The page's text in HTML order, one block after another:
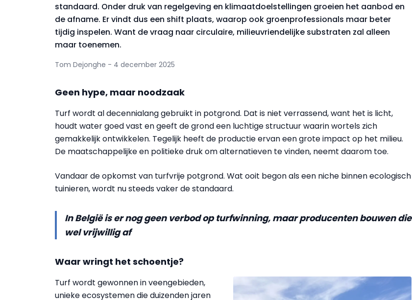
standaard. Onder druk van regelgeving en klimaatdoelstellingen groeien het aanbod en
de afname. Er vindt dus een shift plaats, waarop ook groenprofessionals maar beter
tijdig inspelen. Want de vraag naar circulaire, milieuvriendelijke substraten zal alleen
maar toenemen.
Tom Dejonghe - 4 december 2025
Geen hype, maar noodzaak
Turf wordt al decennialang gebruikt in potgrond. Dat is niet verrassend, want het is licht,
houdt water goed vast en geeft de grond een luchtige structuur waarin wortels zich
gemakkelijk ontwikkelen. Tegelijk heeft de productie ervan een grote impact op het milieu.
De maatschappelijke en politieke druk om alternatieven te vinden, neemt daarom toe.
Vandaar de opkomst van turfvrije potgrond. Wat ooit begon als een niche binnen ecologisch
tuinieren, wordt nu steeds vaker de standaard.
In België is er nog geen verbod op turfwinning, maar producenten bouwen die
wel vrijwillig af
Waar wringt het schoentje?
Turf wordt gewonnen in veengebieden,
unieke ecosystemen die duizenden jaren